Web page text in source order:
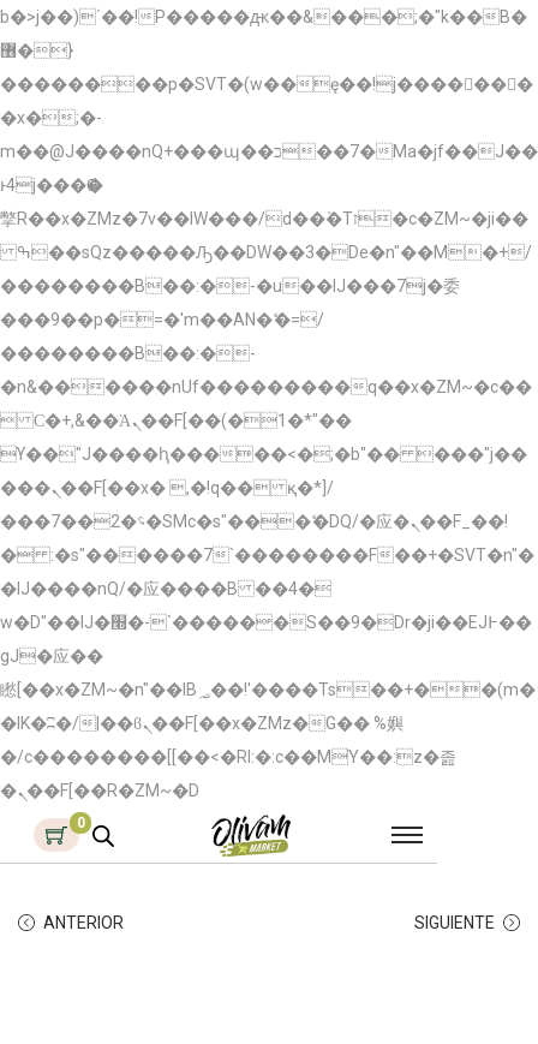
b�>j��)΄��!P�����ԫ��&���;�"k��B�
޶�}
��������p�SVT�(w��ę��!j�������
�x�;�-
m��@J����nQ+���պ��כ��7�Ma�jf��J��
ͱ4j���Ѳ�
撆R��x�ZMz�7v��IW���/d��ٞ�Тז�c�ZM~�ji��
ߒ��sQz�����Ԡ��DW��3�De�n"��M�+/
��������B��:�-�u��IJ���7j�委
���9��p�=�'m��AN�ޭ�=/
��������B��:�-
�n&������nUf���������q��x�ZM~�c��
 Ϲ�+,&��Ὰܢ��F[��(�1�*"��
ϒ��"J����ԧ�����<�;�b"�� ���"j��
���ܢ��F[��x� ,�!q�� қ�*]/
���؝�2��7�SMc�s"���ޭ�DQ/�应�ܢ��F_��!
� :�s"������7`��������F��+�SVT�n"�
�IJ����nQ/�应����B ��4�
w�D"��IJ�׭�-`������S��9�Dr�ji��EJ߅��
gJ�应��
矁[��x�ZM~�n"��IB؃��!'����Тѕ��+��(m�
�IK�ʭ�/|��ϐܢ��F[��x�ZMz�G�� %嬩
�/c��������[[��<�RI:�:c��MΎ��:z�졾
�ܢ��F[��R�ZM~�D
0
ANTERIOR SIGUIENTE